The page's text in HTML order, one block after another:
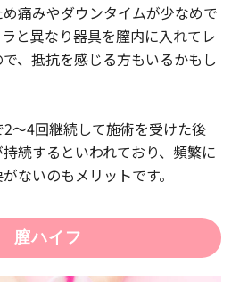
痛みやダウンタイムが少なめで
と異なり器具を膣内に入れてレ
、抵抗を感じる方もいるかもし
～4回継続して施術を受けた後
続するといわれており、頻繁に
ないのもメリットです。
膣ハイフ